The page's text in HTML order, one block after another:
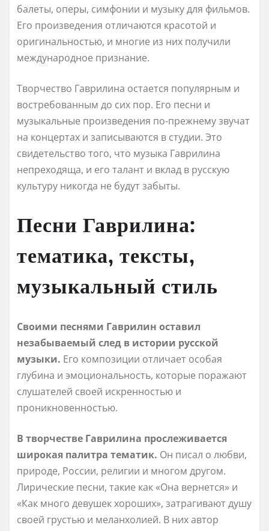
балеты, оперы, симфонии и музыку для фильмов.
Его произведения отличаются красотой и
оригинальностью, и многие из них получили
международное признание.
Творчество Гаврилина остается популярным и
востребованным до сих пор. Его песни и
музыкальные произведения по-прежнему звучат
на концертах и записываются в студии. Это
свидетельство того, что музыка Гаврилина
непреходяща, и его талант и вклад в русскую
культуру никогда не будут забыты.
Песни Гаврилина:
тематика, тексты,
музыкальный стиль
Своими песнями Гаврилин оставил
незабываемый след в истории русской
музыки. Его композиции отличает особая
глубина и эмоциональность, которые поражают
слушателей своей искренностью и
проникновенностью.
В творчестве Гаврилина прослеживается
широкая палитра тематик. Он писал о любви,
природе, России, религии и многом другом.
Лирические песни, такие как «Она вернется» и
«Как много девушек хороших», затрагивают душу
своей грустью и меланхолией. В них автор